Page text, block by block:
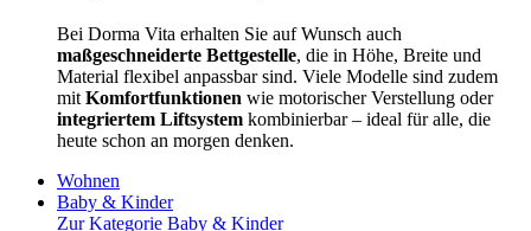
Bei Dorma Vita erhalten Sie auf Wunsch auch
maßgeschneiderte Bettgestelle, die in Höhe, Breite und
Material flexibel anpassbar sind. Viele Modelle sind zudem
mit Komfortfunktionen wie motorischer Verstellung oder
integriertem Liftsystem kombinierbar – ideal für alle, die
heute schon an morgen denken.
Wohnen
Baby & Kinder
Zur Kategorie Baby & Kinder